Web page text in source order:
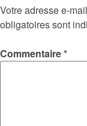
Votre adresse e-
obligatoires sont
Commentaire*